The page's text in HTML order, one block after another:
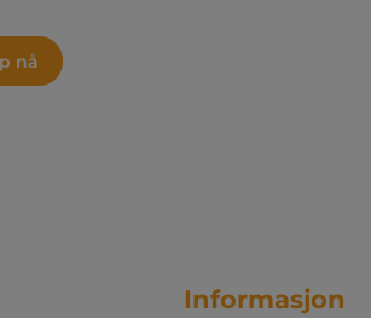
og
stativet er
og vær takket være
spillere som
nå
150
en
Informasjon